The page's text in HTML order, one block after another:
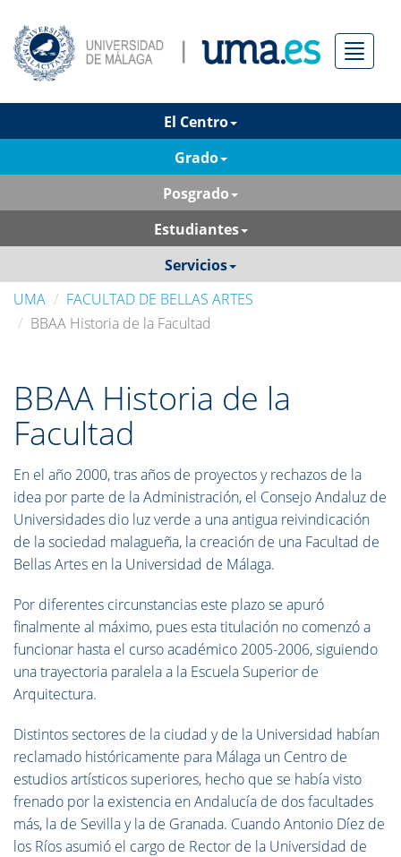
Menú
El Centro
Grado
Posgrado
Estudiantes
Servicios
UMA
FACULTAD DE BELLAS ARTES
BBAA Historia de la Facultad
BBAA Historia de la
Facultad
En el año 2000,tras años de proyectos y rechazos de la
idea por parte de la Administración, el Consejo Andaluz de
Universidades dio luz verde a una antigua reivindicación
de la sociedad malagueña, la creación de una Facultad de
Bellas Artes en la Universidad de Málaga.
Por diferentes circunstancias este plazo se apuró
finalmente al máximo, pues esta titulación no comenzó a
funcionar hasta el curso académico 2005-2006, siguiendo
una trayectoria paralela a la Escuela Superior de
Arquitectura.
Distintos sectores de la ciudad y de la Universidad habían
reclamado históricamente para Málaga un Centro de
estudios artísticos superiores, hecho que se había visto
frenado por la existencia en Andalucía de dos facultades
más, la de Sevilla y la de Granada. Cuando Antonio Díez de
los Ríos asumió el cargo de Rector de la Universidad de